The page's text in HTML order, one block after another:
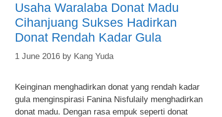
e
s
Usaha Waralaba Donat Madu
Cihanjuang Sukses Hadirkan
Donat Rendah Kadar Gula
1 June 2016 by Kang Yuda
Keinginan menghadirkan donat yang rendah kadar
gula menginspirasi Fanina Nisfulaily menghadirkan
donat madu. Dengan rasa empuk seperti donat